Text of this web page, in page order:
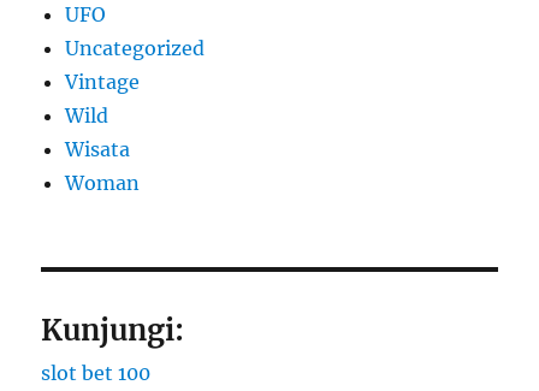
UFO
Uncategorized
Vintage
Wild
Wisata
Woman
Kunjungi:
slot bet 100